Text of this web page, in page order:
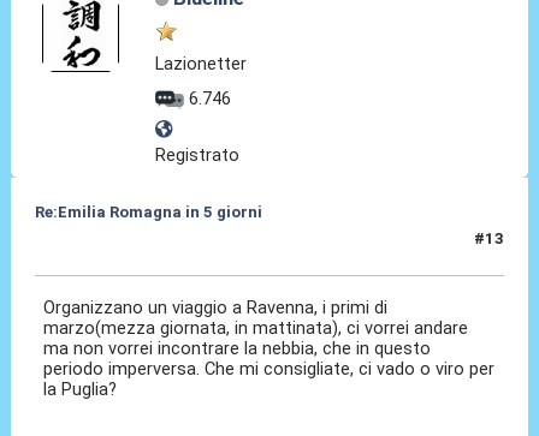
Lazionetter
6.746
Registrato
Re:Emilia Romagna in 5 giorni
#13
Organizzano un viaggio a Ravenna, i primi di
marzo(mezza giornata, in mattinata), ci vorrei andare
ma non vorrei incontrare la nebbia, che in questo
periodo imperversa. Che mi consigliate, ci vado o viro per
la Puglia?